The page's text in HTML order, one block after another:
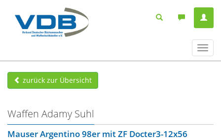
ein-/
zurück zur Übersicht
Waffen Adamy Suhl
Mauser Argentino 98er mit ZF Docter3-12x56